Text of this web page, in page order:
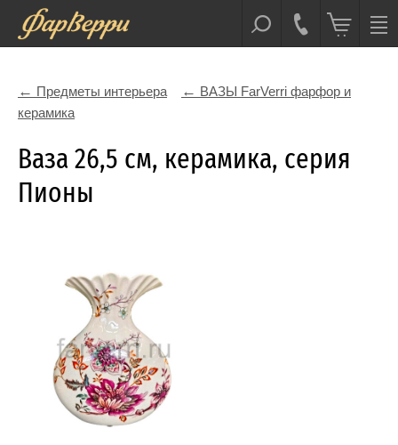
Предметы интерьера
ВАЗЫ FarVerri фарфор и
керамика
Ваза 26,5 см, керамика, серия
Пионы